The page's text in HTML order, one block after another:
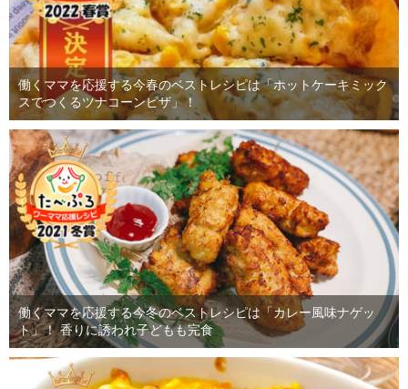
働くママを応援する今春のベストレシピは「ホットケーキミック
スでつくるツナコーンピザ」！
働くママを応援する今冬のベストレシピは「カレー風味ナゲッ
ト」！ 香りに誘われ子どもも完食